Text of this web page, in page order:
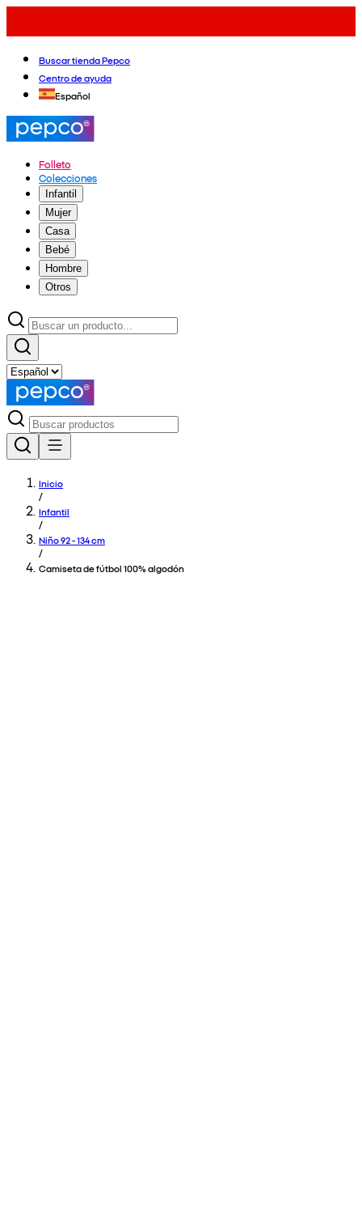
Buscar tienda Pepco
Centro de ayuda
Español
Folleto
Colecciones
Infantil
Mujer
Casa
Bebé
Hombre
Otros
Inicio
/
Infantil
/
Niño 92 - 134 cm
/
Camiseta de fútbol 100% algodón